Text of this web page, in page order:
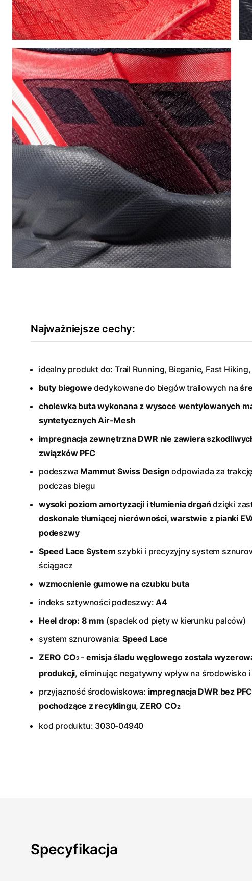
Najważniejsze cechy:
idealny produkt do: Trail Running, Bieganie, Fast
buty biegowe dedykowane do biegów trailowych na
cholewka buta wykonana z wysoce wentylowanych
syntetycznych Air-Mesh
impregnacja zewnętrzna DWR nie zawiera
związków PFC
podeszwa Mammut Swiss Design odpowiada za
podczas biegu
wysoki poziom amortyzacji i tłumienia drgań dzięki
doskonale tłumiącej nierówności, warstwie z pianki
podeszwy
Speed Lace System szybki i precyzyjny system
ściągacz
wzmocnienie gumowe na czubku buta
indeks sztywności podeszwy:A4
Heel drop: 8 mm (spadek od pięty w kierunku palców)
system sznurowania: Speed Lace
ZERO CO2 - emisja śladu węglowego została
produkcji, eliminując negatywny wpływ na środowisko
przyjazność środowiskowa: impregnacja DWR bez
pochodzące z recyklingu, ZERO CO2
kod produktu: 3030-04940
Specyfikacja